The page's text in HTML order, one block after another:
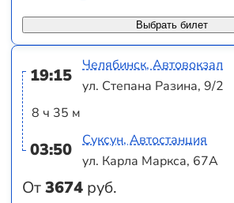
Выбрать билет
19:15
8 ч 35 м
03:50
От3674 руб.
Челябинск, Автовокзал
ул. Степана Разина, 9/2
Суксун, Автостанция
ул. Карла Маркса, 67А